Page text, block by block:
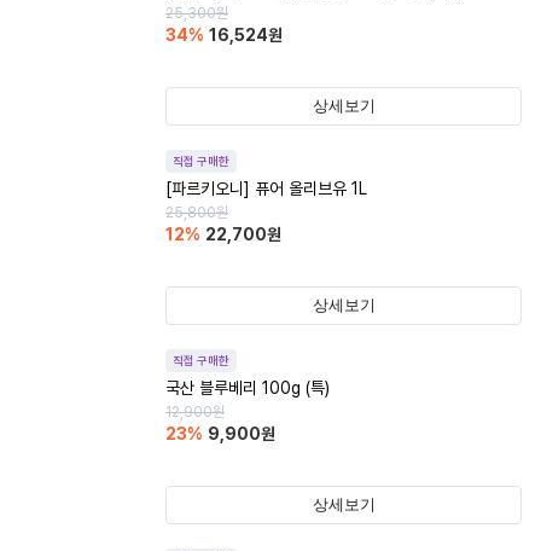
25,300원
34% 16,524원
상세보기
직접 구매한
[파르키오니] 퓨어 올리브유 1L
25,800원
12% 22,700원
상세보기
직접 구매한
국산 블루베리 100g (특)
12,900원
23% 9,900원
상세보기